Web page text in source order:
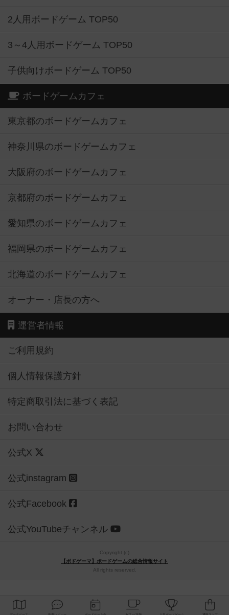
2人用ボードゲーム TOP50
3～4人用ボードゲーム TOP50
子供向けボードゲーム TOP50
ボードゲームカフェ
東京都のボードゲームカフェ
神奈川県のボードゲームカフェ
大阪府のボードゲームカフェ
京都府のボードゲームカフェ
愛知県のボードゲームカフェ
福岡県のボードゲームカフェ
北海道のボードゲームカフェ
オーナー・店長の方へ
運営者情報
ご利用規約
個人情報保護方針
特定商取引法に基づく表記
お問い合わせ
公式X
公式instagram
公式Facebook
公式YouTubeチャンネル
Copyright (c)
【ボドゲーマ】ボードゲームの総合情報サイト
All rights reserved.